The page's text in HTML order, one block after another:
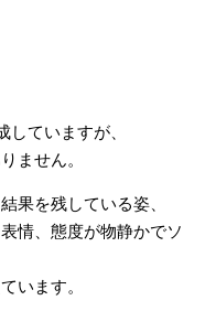
ていますが、
ません。
果を残している姿、
情、態度が物静かでソ
います。